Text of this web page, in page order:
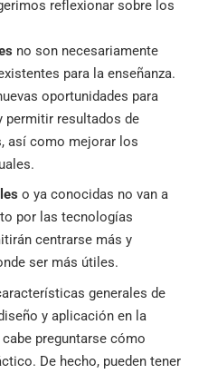
reflexionar sobre los
no son necesariamente
para la enseñanza.
oportunidades para
permitir resultados de
así como mejorar los
o ya conocidas no van a
por las tecnologías
centrarse más y
ser más útiles.
generales de
y aplicación en la
preguntarse cómo
De hecho, pueden tener